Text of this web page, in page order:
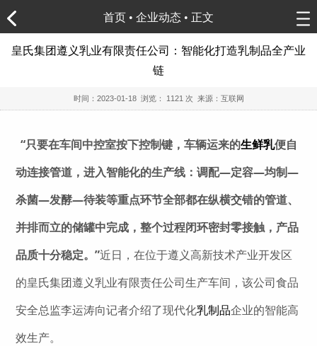
首页 • 企业动态 • 正文
皇氏集团遵义乳业有限责任公司：智能化打造乳制品全产业
链
时间： 2023-01-18浏览： 1121 次 来源：互联网
“只要在车间中控室按下控制键，车辆运来的生鲜乳便自
动连接管道，进入智能化的生产线：调配—定容—均制—
杀菌—发酵—待装等重点环节全部都在纵横交错的管道、
并排而立的储罐中完成，整个过程闭环密封零接触，产品
品质十分稳定。”近日，在位于遵义高新技术产业开发区
的皇氏集团遵义乳业有限责任公司生产车间，该公司食品
安全总监李运涛向记者介绍了现代化乳制品企业的智能高
效生产。